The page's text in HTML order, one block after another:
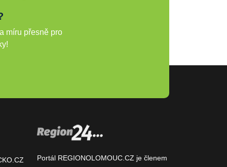
míru přesně pro
Portál REGIONOLOMOUC.CZ je členem